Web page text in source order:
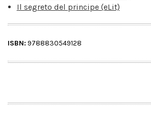
Il segreto del principe (eLit)
ISBN: 9788830549128